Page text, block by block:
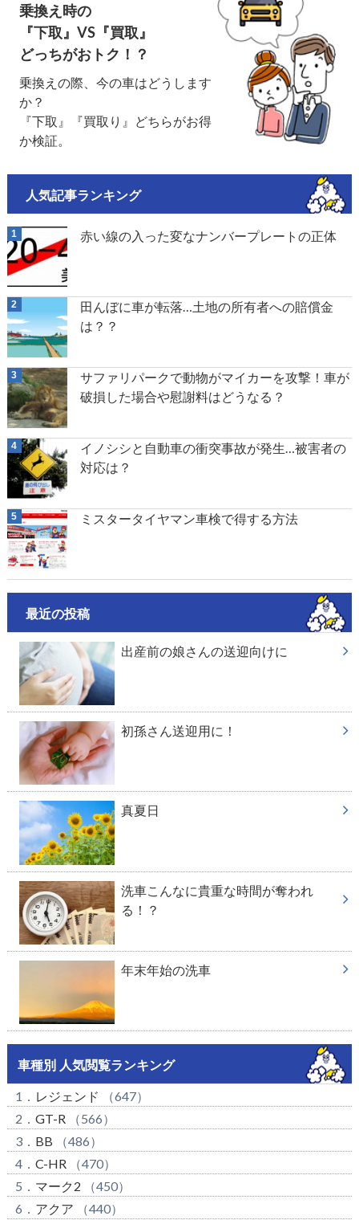
乗換え時の
『下取』VS『買取』
どっちがおトク！？
乗換えの際、今の車はどうします
か？
『下取』『買取り』どちらがお得
か検証。
人気記事ランキング
赤い線の入った変なナンバープレートの正体
田んぼに車が転落…土地の所有者への賠償金
は？？
サファリパークで動物がマイカーを攻撃！車が
破損した場合や慰謝料はどうなる？
イノシシと自動車の衝突事故が発生…被害者の
対応は？
ミスタータイヤマン車検で得する方法
最近の投稿
出産前の娘さんの送迎向けに
初孫さん送迎用に！
真夏日
洗車こんなに貴重な時間が奪われ
る！？
年末年始の洗車
車種別 人気閲覧ランキング
1． レジェンド
（647）
2． GT-R（566）
3． BB （486）
4． C-HR（470）
5． マーク2 （450）
6． アクア （440）